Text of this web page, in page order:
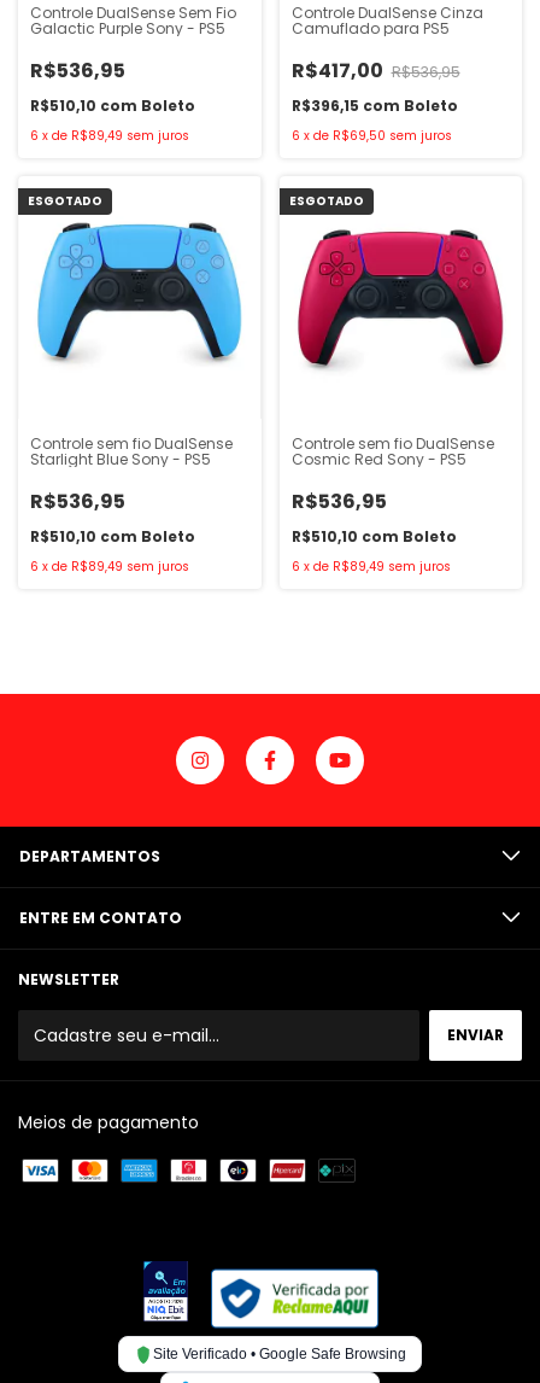
Controle DualSense Sem Fio
Galactic Purple Sony - PS5
R$536,95
R$510,10 com Boleto
6 x de R$89,49 sem juros
Controle DualSense Cinza
Camuflado para PS5
R$417,00 R$536,95
R$396,15 com Boleto
6 x de R$69,50 sem juros
ESGOTADO
Controle sem fio DualSense
Starlight Blue Sony - PS5
R$536,95
R$510,10 com Boleto
6 x de R$89,49 sem juros
ESGOTADO
Controle sem fio DualSense
Cosmic Red Sony - PS5
R$536,95
R$510,10 com Boleto
6 x de R$89,49 sem juros
DEPARTAMENTOS
ENTRE EM CONTATO
NEWSLETTER
Meios de pagamento
Site Verificado • Google Safe Browsing